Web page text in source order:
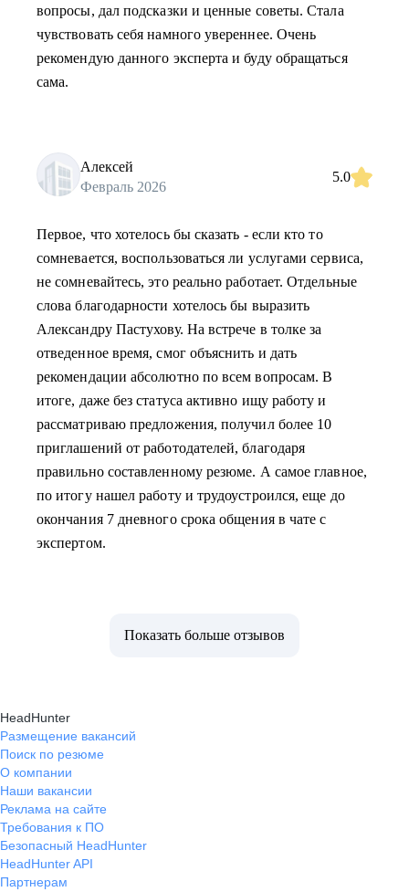
вопросы, дал подсказки и ценные советы. Стала
чувствовать себя намного увереннее. Очень
рекомендую данного эксперта и буду обращаться
сама.
Алексей
Февраль 2026
5.0
Первое, что хотелось бы сказать - если кто то
сомневается, воспользоваться ли услугами сервиса,
не сомневайтесь, это реально работает. Отдельные
слова благодарности хотелось бы выразить
Александру Пастухову. На встрече в толке за
отведенное время, смог объяснить и дать
рекомендации абсолютно по всем вопросам. В
итоге, даже без статуса активно ищу работу и
рассматриваю предложения, получил более 10
приглашений от работодателей, благодаря
правильно составленному резюме. А самое главное,
по итогу нашел работу и трудоустроился, еще до
окончания 7 дневного срока общения в чате с
экспертом.
Показать больше отзывов
HeadHunter
Размещение вакансий
Поиск по резюме
О компании
Наши вакансии
Реклама на сайте
Требования к ПО
Безопасный HeadHunter
HeadHunter API
Партнерам